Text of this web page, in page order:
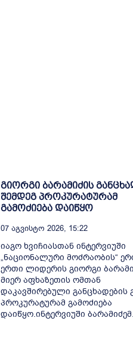
გიორგი ბარამიძის
შემდეგ პროკურატურამ
გამოძიება დაიწყო
07 Აგვისტო 2026, 15:22
იაგო ხვიჩიასთან ინტერვიუში
„ნაციონალური მოძრაობის“
ერთი ლიდერის გიორგი
მიერ აფხაზეთის ომთან
დაკავშირებული განცხადების
პროკურატურამ გამოძიება
დაიწყო.ინტერვიუში